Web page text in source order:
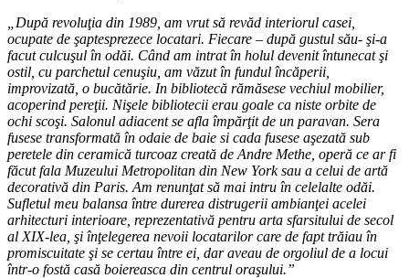
„După revoluţia din 1989, am vrut să revăd interiorul casei,
ocupate de şaptesprezece locatari. Fiecare – după gustul său- şi-a
facut culcuşul în odăi. Când am intrat în holul devenit întunecat şi
ostil, cu parchetul cenuşiu, am văzut în fundul încăperii,
improvizată, o bucătărie. In bibliotecă rămăsese vechiul mobilier,
acoperind pereţii. Nişele bibliotecii erau goale ca niste orbite de
ochi scoşi. Salonul adiacent se afla împărţit de un paravan. Sera
fusese transformată în odaie de baie si cada fusese aşezată sub
peretele din ceramică turcoaz creată de Andre Methe, operă ce ar fi
făcut fala Muzeului Metropolitan din New York sau a celui de artă
decorativă din Paris. Am renunţat să mai intru în celelalte odăi.
Sufletul meu balansa între durerea distrugerii ambianţei acelei
arhitecturi interioare, reprezentativă pentru arta sfarsitului de secol
al XIX-lea, şi înţelegerea nevoii locatarilor care de fapt trăiau în
promiscuitate şi se certau între ei, dar aveau de orgoliul de a locui
într-o fostă casă boiereasca din centrul oraşului.”